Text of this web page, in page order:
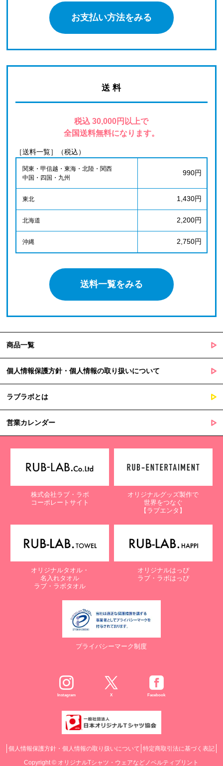
お支払い方法をみる
送 料
税込 30,000円以上で
全国送料無料になります。
［送料一覧］（税込）
関東・甲信越・東海・北陸・関西
中国・四国・九州
990円
東北 1,430円
北海道 2,200円
沖縄 2,750円
送料一覧をみる
商品一覧
個人情報保護方針・個人情報の取り扱いについて
ラブラボとは
営業カレンダー
株式会社ラブ・ラボ
コーポレートサイト
オリジナルグッズ製作で
世界をつなぐ
【ラブエンタ】
オリジナルタオル・
名入れタオル
ラブ・ラボタオル
オリジナルはっぴ
ラブ・ラボはっぴ
プライバシーマーク制度
Instagram X Facebook
個人情報保護方針・個人情報の取り扱いについて 特定商取引法に基づく表記
Copyright © オリジナルTシャツ・ウェアなどノベルティプリント